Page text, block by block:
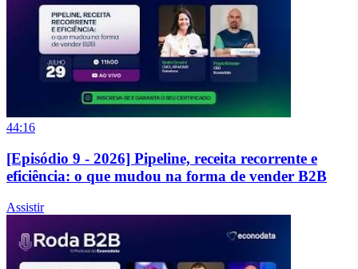
44:16
[Episódio 9 - 2026] Pipeline, receita recorrente e
eficiência: o que mudou na forma de vender B2B
Assistir